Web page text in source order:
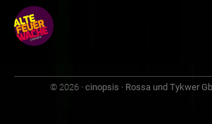
© 2026 · cinopsis · Rossa und Tykwer